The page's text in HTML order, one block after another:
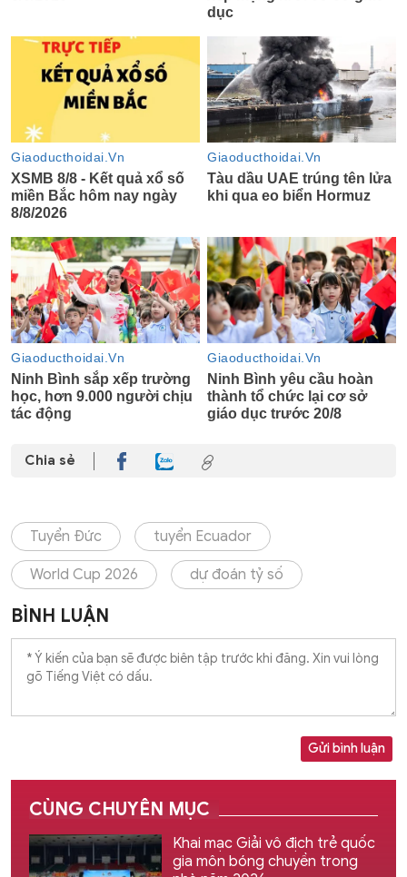
Chia sẻ
Tuyển Đức tuyển Ecuador
World Cup 2026 dự đoán tỷ số
BÌNH LUẬN
Gửi bình luận
CÙNG CHUYÊN MỤC
Khai mạc Giải vô địch trẻ quốc
gia môn bóng chuyền trong